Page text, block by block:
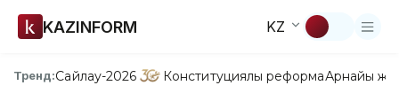
KAZINFORM KZ
Тренд:Сайлау-2026 Конституциялық реформаАрнайы